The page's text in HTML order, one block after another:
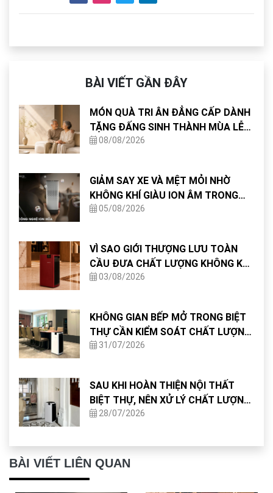
BÀI VIẾT GẦN ĐÂY
MÓN QUÀ TRI ÂN ĐẲNG CẤP DÀNH
TẶNG ĐẤNG SINH THÀNH MÙA LỄ
VU LAN
08/08/2026
GIẢM SAY XE VÀ MỆT MỎI NHỜ
KHÔNG KHÍ GIÀU ION ÂM TRONG
CABIN
05/08/2026
VÌ SAO GIỚI THƯỢNG LƯU TOÀN
CẦU ĐƯA CHẤT LƯỢNG KHÔNG KHÍ
VÀO TIÊU CHUẨN THIẾT KẾ NHÀ Ở?
03/08/2026
KHÔNG GIAN BẾP MỞ TRONG BIỆT
THỰ CẦN KIỂM SOÁT CHẤT LƯỢNG
KHÔNG KHÍ NHƯ THẾ NÀO?
31/07/2026
SAU KHI HOÀN THIỆN NỘI THẤT
BIỆT THỰ, NÊN XỬ LÝ CHẤT LƯỢNG
KHÔNG KHÍ NHƯ THẾ NÀO?
28/07/2026
BÀI VIẾT LIÊN QUAN